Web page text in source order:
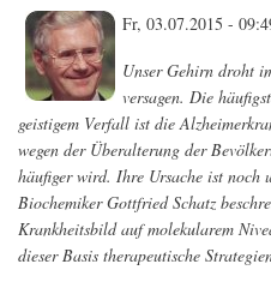
Fr, 03.07.2015 -
Unser Gehirn droht
versagen. Die
geistigem Verfall ist die
wegen der Überalterung der
häufiger wird. Ihre Ursache ist noch
Biochemiker Gottfried Schatz
Krankheitsbild auf molekularem
dieser Basis therapeutische